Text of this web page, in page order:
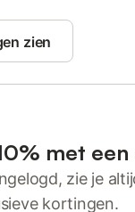
zien
met
zie je
kortingen.